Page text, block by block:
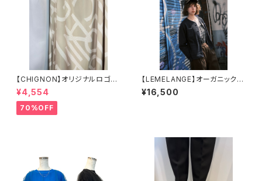
【CHIGNON】オリジナルロゴプ
リントスカート
¥4,554
70%OFF
【LEMELANGE】オーガニックウ
ェーブレースカーディガンジャケ
ットライクカーディガン
¥16,500